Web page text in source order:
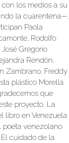
los medios a su
la cuarentena—.
Paola
Rodolfo
Gregorio
Rendón,
Zambrano, Freddy
plástico Morella
que
proyecto. La
libro en Venezuela
poeta venezolano
cuidado de la